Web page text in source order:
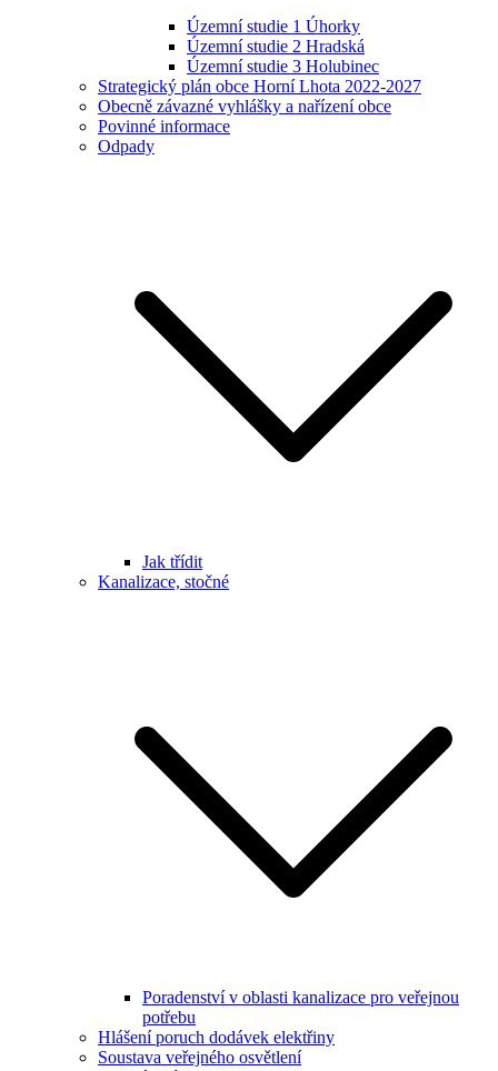
Územní studie 1 Úhorky
Územní studie 2 Hradská
Územní studie 3 Holubinec
Strategický plán obce Horní Lhota 2022-2027
Obecně závazné vyhlášky a nařízení obce
Povinné informace
Odpady
Jak třídit
Kanalizace, stočné
Poradenství v oblasti kanalizace pro veřejnou
potřebu
Hlášení poruch dodávek elektřiny
Soustava veřejného osvětlení